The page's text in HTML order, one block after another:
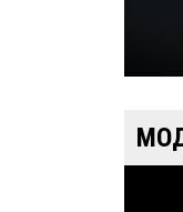
МОД